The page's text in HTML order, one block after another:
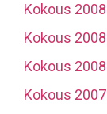
Kokous
Kokous
Kokous
Kokous